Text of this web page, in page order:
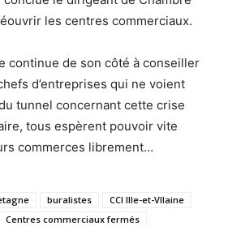
les centres commerciaux.
continue de son côté à conseiller
d’entreprises qui ne voient
tunnel concernant cette crise
tous espèrent pouvoir vite
commerces librement…
buralistes
CCI Ille-et-VIlaine
Centres commerciaux fermés